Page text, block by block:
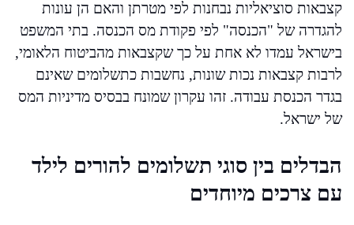
קצבאות סוציאליות נבחנות לפי מטרתן והאם הן עונות
להגדרה של "הכנסה" לפי פקודת מס הכנסה. בתי המשפט
בישראל עמדו לא אחת על כך שקצבאות מהביטוח הלאומי,
לרבות קצבאות נכות שונות, נחשבות כתשלומים שאינם
בגדר הכנסת עבודה. זהו עקרון שמונח בבסיס מדיניות המס
של ישראל.
הבדלים בין סוגי תשלומים להורים לילד
עם צרכים מיוחדים